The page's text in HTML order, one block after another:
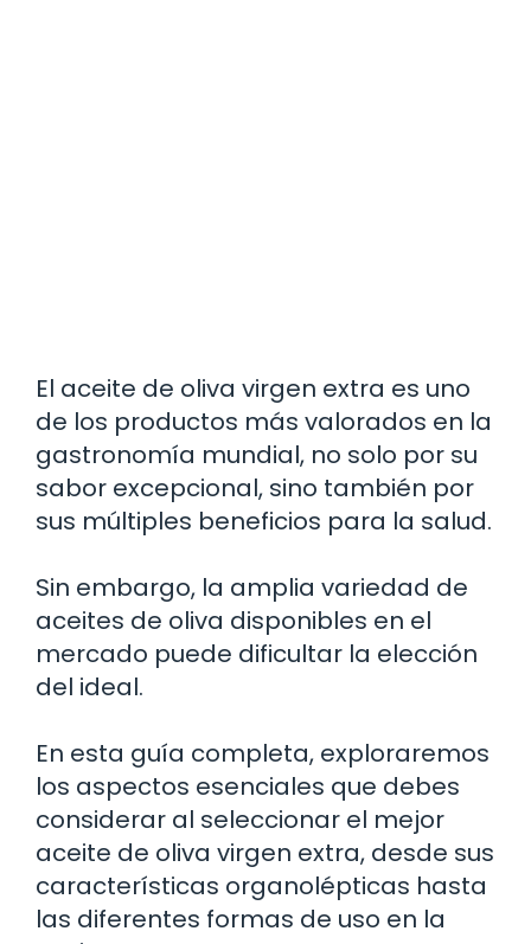
El aceite de oliva virgen extra es uno
de los productos más valorados en la
gastronomía mundial, no solo por su
sabor excepcional, sino también por
sus múltiples beneficios para la salud.
Sin embargo, la amplia variedad de
aceites de oliva disponibles en el
mercado puede dificultar la elección
del ideal.
En esta guía completa, exploraremos
los aspectos esenciales que debes
considerar al seleccionar el mejor
aceite de oliva virgen extra, desde sus
características organolépticas hasta
las diferentes formas de uso en la